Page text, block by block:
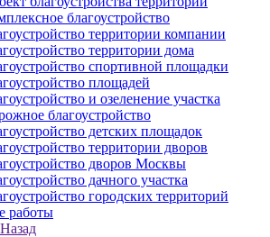
благоустройство
территории компании
территории дома
спортивной площадки
площадей
и озеленение участка
благоустройство
детских площадок
территории дворов
дворов Москвы
дачного участка
городских территорий
работы
Назад